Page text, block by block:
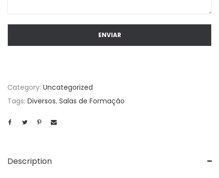
Category: Uncategorized
Tags: Diversos, Salas de Formação
Description